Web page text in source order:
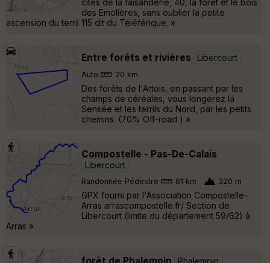
cités de la faisanderie, 40, la forêt et le bois
des Emolières, sans oublier la petite
ascension du terril 115 dit du Téléférique. »
Entre forêts et rivières Libercourt
Auto 20 km
Des forêts de l'Artois, en passant par les
champs de céréales, vous longerez la
Sensée et les terrils du Nord, par les petits
chemins. (70% Off-road ) »
Compostelle - Pas-De-Calais
Libercourt
Randonnée Pédestre 61 km 320 m
GPX fourni par l'Association Compostelle-
Arras arrascompostelle.fr/ Section de
Libercourt (limite du département 59/62) à
Arras »
Phalempin